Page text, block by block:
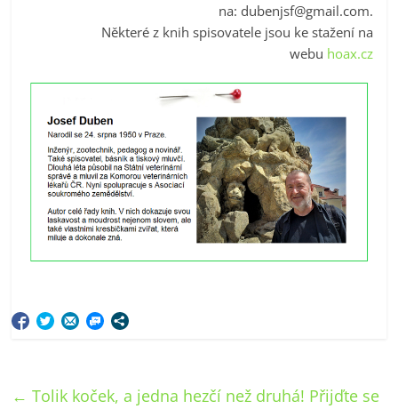
na: dubenjsf@gmail.com.
Některé z knih spisovatele jsou ke stažení na
webu hoax.cz
← Tolik koček, a jedna hezčí než druhá! Přijďte se